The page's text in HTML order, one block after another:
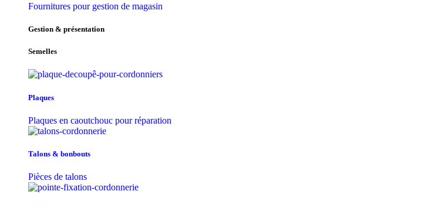
Fournitures pour gestion de magasin
Gestion & présentation
Semelles
Plaques
Plaques en caoutchouc pour réparation
Talons & bonbouts
Pièces de talons